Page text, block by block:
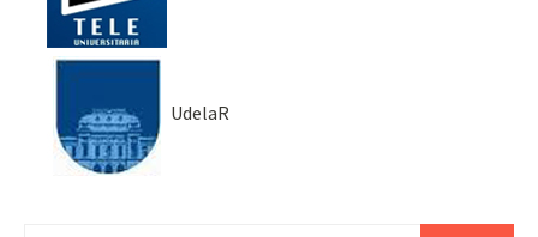
UdelaR